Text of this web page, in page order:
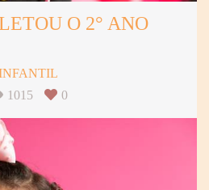
O 2° ANO
1015
0